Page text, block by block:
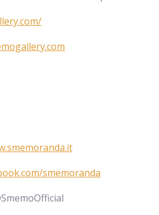
smemoranda